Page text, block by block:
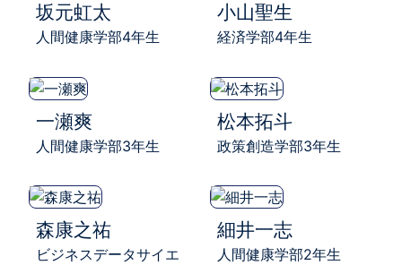
坂元虹太
人間健康学部4年生
小山聖生
経済学部4年生
一瀬爽
人間健康学部3年生
松本拓斗
政策創造学部3年生
森康之祐
ビジネスデータサイエ
細井一志
人間健康学部2年生